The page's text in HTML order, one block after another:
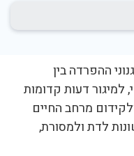
ההפרדה בין
למיגור דעות קדומות
מרחב החיים
לדת ולמסורת,